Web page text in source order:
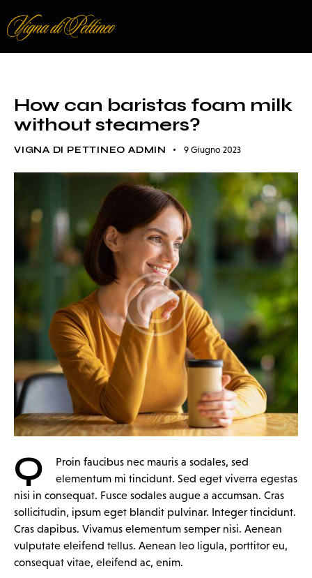
How can baristas foam milk
without steamers?
VIGNA DI PETTINEO ADMIN 9 Giugno 2023
Q
Proin faucibus nec mauris a sodales, sed
elementum mi tincidunt. Sed eget viverra egestas
nisi in consequat. Fusce sodales augue a accumsan. Cras
sollicitudin, ipsum eget blandit pulvinar. Integer tincidunt.
Cras dapibus. Vivamus elementum semper nisi. Aenean
vulputate eleifend tellus. Aenean leo ligula, porttitor eu,
consequat vitae, eleifend ac, enim.